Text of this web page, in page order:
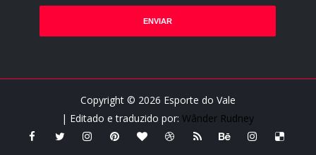
Copyright © 2026 Esporte do Vale
| Editado e traduzido por:Wânder Rudney